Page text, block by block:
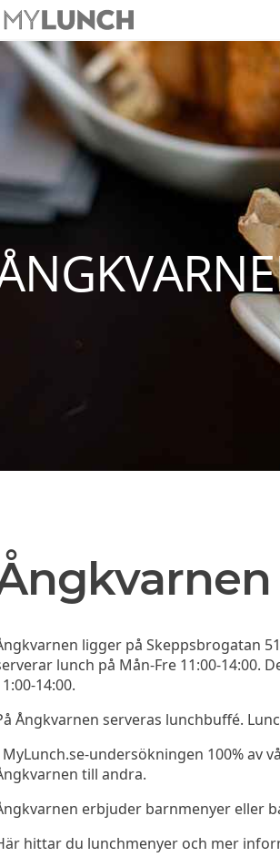
ligger på Skeppsbrogatan
lunch på Mån-Fre 11:00-14:00.
14:00.
Ångkvarnen serveras lunchbuffé.
MyLunch.se-undersökningen 100% av
till andra.
erbjuder barnmenyer eller
hittar du lunchmenyer och mer